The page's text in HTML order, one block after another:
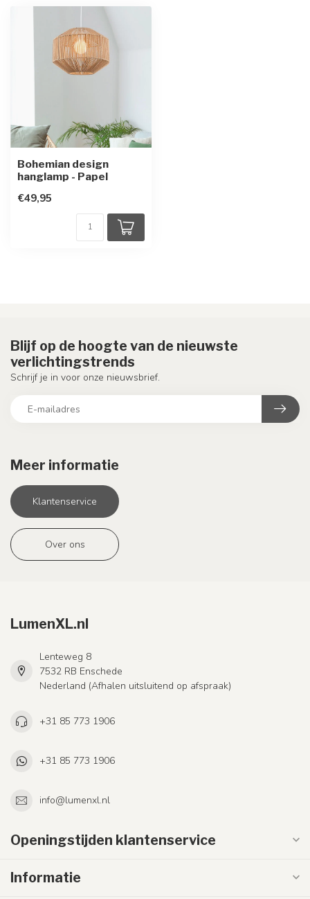
Bohemian design
hanglamp - Papel
€49,95
Meer informatie
Klantenservice
Over ons
Blijf op de hoogte van de nieuwste
verlichtingstrends
Schrijf je in voor onze nieuwsbrief.
LumenXL.nl
Lenteweg 8
7532 RB Enschede
Nederland (Afhalen uitsluitend op afspraak)
+31 85 773 1906
+31 85 773 1906
info@lumenxl.nl
Openingstijden klantenservice
Informatie